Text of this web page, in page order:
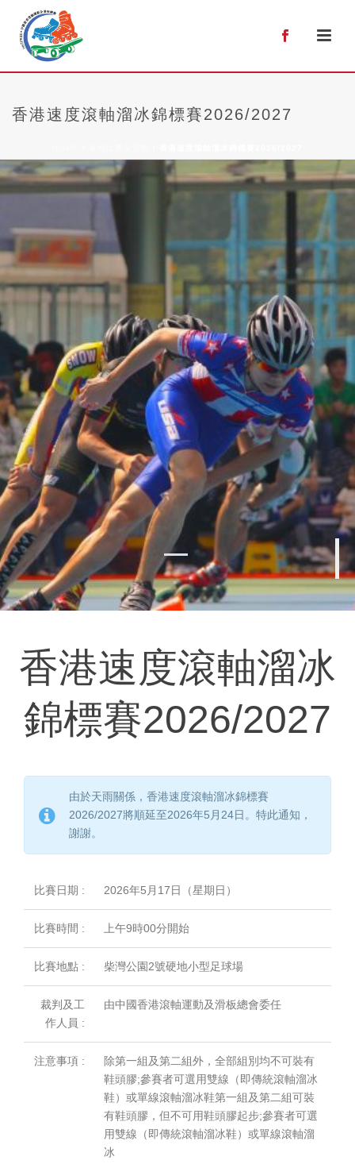
香港速度滾軸溜冰錦標賽2026/2027
香港速度滾軸溜冰
錦標賽2026/2027
由於天雨關係，香港速度滾軸溜冰錦標賽
2026/2027將順延至2026年5月24日。特此通知，
謝謝。
比賽日期 : 2026年5月17日（星期日）
比賽時間 : 上午9時00分開始
比賽地點 : 柴灣公園2號硬地小型足球場
裁判及工
作人員 :
由中國香港滾軸運動及滑板總會委任
注意事項 :
除第一組及第二組外，全部組別均不可裝有
鞋頭膠;參賽者可選用雙線（即傳統滾軸溜冰
鞋）或單線滾軸溜冰鞋第一組及第二組可裝
有鞋頭膠，但不可用鞋頭膠起步;參賽者可選
用雙線（即傳統滾軸溜冰鞋）或單線滾軸溜
冰